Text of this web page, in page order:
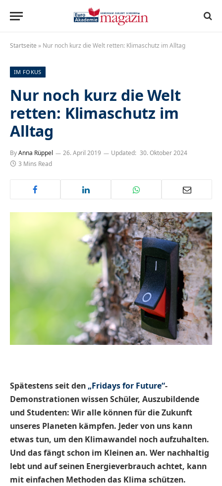
Startseite » Nur noch kurz die Welt retten: Klimaschutz im Alltag
IM FOKUS
Nur noch kurz die Welt
retten: Klimaschutz im
Alltag
ByAnna Rüppel 26. April 2019 Updated: 30. Oktober 2024
3 Mins Read
Spätestens seit den„Fridays for Future“-
Demonstrationen wissen Schüler, Auszubildende
und Studenten: Wir alle können für die Zukunft
unseres Planeten kämpfen. Jeder von uns kann
etwas tun, um den Klimawandel noch aufzuhalten.
Und das fängt schon im Kleinen an. Wer nachhaltig
lebt und auf seinen Energieverbrauch achtet, kann
mit einfachen Methoden das Klima schützen.